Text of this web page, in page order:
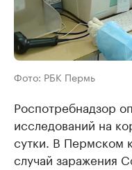
Фото: РБК Пермь
Роспотребнадзор
исследований на
сутки. В Пермском
случай заражения